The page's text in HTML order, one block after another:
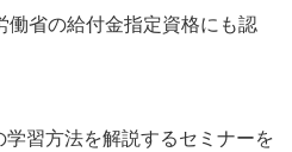
働省の給付金指定資格にも認
習方法を解説するセミナーを